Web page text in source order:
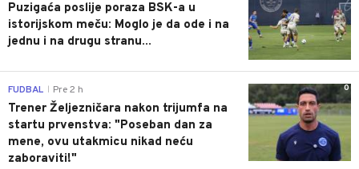
Puzigaća poslije poraza BSK-a u
istorijskom meču: Moglo je da ode i na
jednu i na drugu stranu...
0
FUDBAL Pre 2 h
Trener Željezničara nakon trijumfa na
startu prvenstva: "Poseban dan za
mene, ovu utakmicu nikad neću
zaboraviti!"